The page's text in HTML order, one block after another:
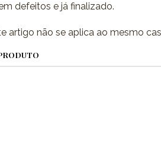
defeitos e já finalizado.
artigo não se aplica ao mesmo